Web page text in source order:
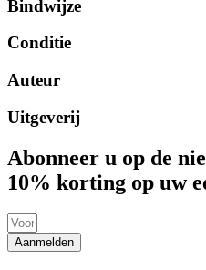
Bindwijze
Conditie
Auteur
Uitgeverij
Abonneer u op de
10% korting op uw
Aanmelden